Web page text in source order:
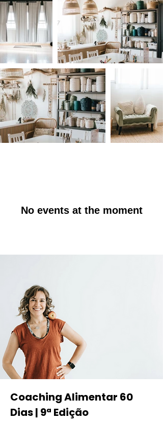
No events at the moment
Coaching Alimentar 60
Dias | 9ª Edição